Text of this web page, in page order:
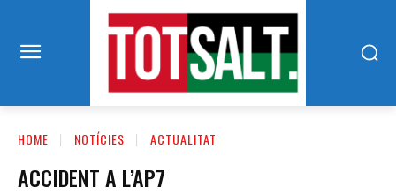
HOME NOTÍCIES ACTUALITAT
ACCIDENT A L’AP7